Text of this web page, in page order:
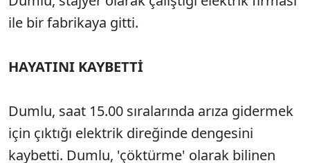
ile bir fabrikaya gitti.
HAYATINI KAYBETTİ
Dumlu, saat 15.00 sıralarında arıza gidermek
için çıktığı elektrik direğinde dengesini
kaybetti. Dumlu, 'çöktürme' olarak bilinen